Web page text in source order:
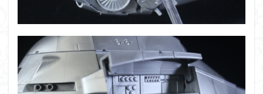
筆塗り 簡単フィニッシュ
素組代行サービス
素組依頼
素組画像
素組紹介
組み立てました
組み立て代行
組み立て依頼
組立代行
組立依頼